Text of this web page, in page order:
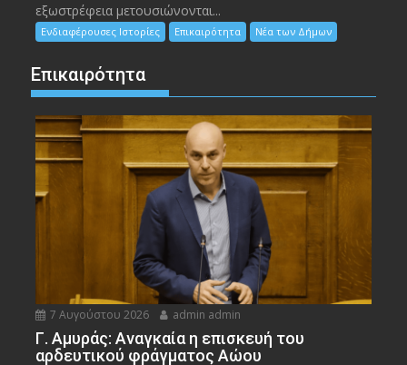
εξωστρέφεια μετουσιώνονται...
Ενδιαφέρουσες Ιστορίες Επικαιρότητα Νέα των Δήμων
Επικαιρότητα
7 Αυγούστου 2026 admin admin
Γ. Αμυράς: Αναγκαία η επισκευή του
αρδευτικού φράγματος Αώου